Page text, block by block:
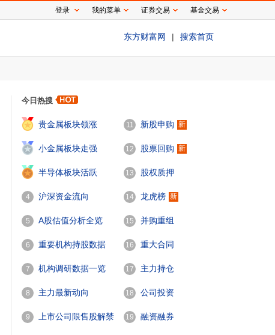
东方财富网 | 搜索首页
今日热搜
贵金属板块领涨
2
小金属板块走强
3
半导体板块活跃
4 沪深资金流向
5 A股估值分析全览
6 重要机构持股数据
7 机构调研数据一览
8 主力最新动向
9 上市公司限售股解禁
11 新股申购 新
12 股票回购 新
13 股权质押
14 龙虎榜 新
15 并购重组
16 重大合同
17 主力持仓
18 公司投资
19 融资融券
登录 我的菜单 证券交易 基金交易